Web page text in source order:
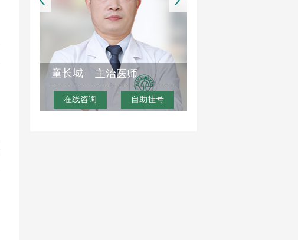
童长城 主治医师
在线咨询 自助挂号